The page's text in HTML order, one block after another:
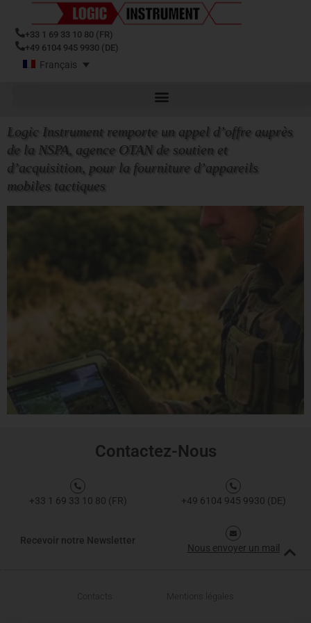
+33 1 69 33 10 80 (FR)
+49 6104 945 9930 (DE)
Français
Logic Instrument remporte un appel d’offre auprès
de la NSPA, agence OTAN de soutien et
d’acquisition, pour la fourniture d’appareils
mobiles tactiques
Contactez-Nous
+33 1 69 33 10 80 (FR) +49 6104 945 9930 (DE)
Recevoir notre Newsletter
Nous envoyer un mail
Contacts Mentions légales